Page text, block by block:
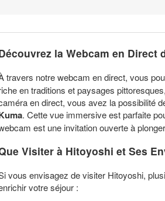
la Webcam en Direct
travers notre webcam en direct, vous
en traditions et paysages
en direct, vous avez la possibilité
. Cette vue immersive est parfaite
est une invitation ouverte à
Visiter à Hitoyoshi et Ses
vous envisagez de visiter Hitoyoshi,
votre séjour :